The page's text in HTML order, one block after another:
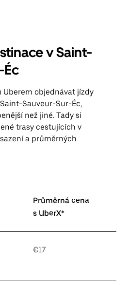
v Saint-
Uberem objednávat jízdy
Sauveur-Sur-Éc,
než jiné. Tady si
trasy cestujících v
a průměrných
Průměrná cena
s UberX*
€17